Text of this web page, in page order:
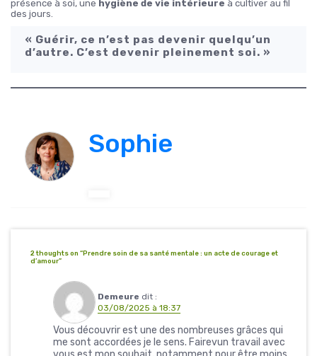
présence à soi, une hygiène de vie intérieure à cultiver au fil
des jours.
« Guérir, ce n’est pas devenir quelqu’un
d’autre. C’est devenir pleinement soi. »
Sophie
2 thoughts on “Prendre soin de sa santé mentale : un acte de courage et
d’amour”
Demeure dit :
03/08/2025 à 18:37
Vous découvrir est une des nombreuses grâces qui
me sont accordées je le sens. Fairevun travail avec